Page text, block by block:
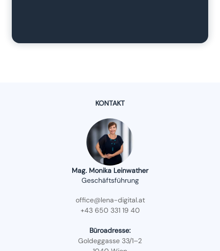
KONTAKT
Mag. Monika Leinwather
Geschäftsführung
office@lena-digital.at
+43 650 331 19 40
Büroadresse:
Goldeggasse 33/1–2